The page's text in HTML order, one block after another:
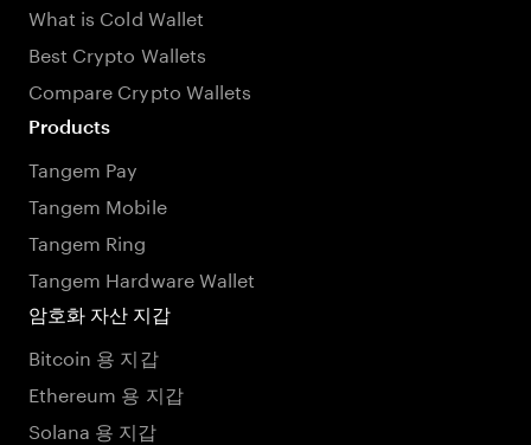
What is Cold Wallet
Best Crypto Wallets
Compare Crypto Wallets
Products
Tangem Pay
Tangem Mobile
Tangem Ring
Tangem Hardware Wallet
암호화 자산 지갑
Bitcoin 용 지갑
Ethereum 용 지갑
Solana 용 지갑